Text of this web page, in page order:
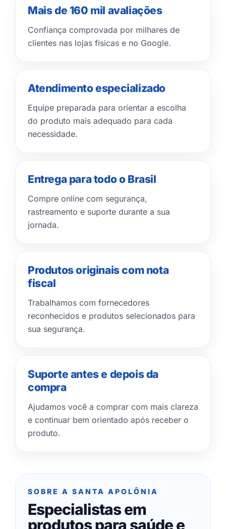
Mais de 160 mil avaliações
Confiança comprovada por milhares de
clientes nas lojas físicas e no Google.
Atendimento especializado
Equipe preparada para orientar a escolha
do produto mais adequado para cada
necessidade.
Entrega para todo o Brasil
Compre online com segurança,
rastreamento e suporte durante a sua
jornada.
Produtos originais com nota
fiscal
Trabalhamos com fornecedores
reconhecidos e produtos selecionados para
sua segurança.
Suporte antes e depois da
compra
Ajudamos você a comprar com mais clareza
e continuar bem orientado após receber o
produto.
SOBRE A SANTA APOLÔNIA
Especialistas em
produtos para saúde e